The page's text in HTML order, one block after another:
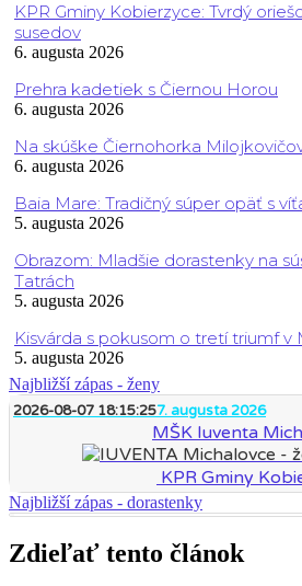
KPR Gminy Kobierzyce: Tvrdý
susedov
6. augusta 2026
Prehra kadetiek s Čiernou Horou
6. augusta 2026
Na skúške Čiernohorka
6. augusta 2026
Baia Mare: Tradičný súper opäť s
5. augusta 2026
Obrazom: Mladšie dorastenky na
Tatrách
5. augusta 2026
Kisvárda s pokusom o tretí triumf v
5. augusta 2026
Najbližší zápas - ženy
2026-08-07 18:15:257. augusta 2026
MŠK Iuventa
KPR Gminy
Najbližší zápas - dorastenky
Zdieľať tento článok